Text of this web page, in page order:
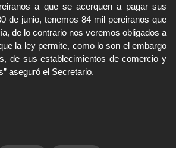
a que se acerquen a pagar sus
de junio, tenemos 84 mil pereiranos que
de lo contrario nos veremos obligados a
la ley permite, como lo son el embargo
de sus establecimientos de comercio y
aseguró el Secretario.